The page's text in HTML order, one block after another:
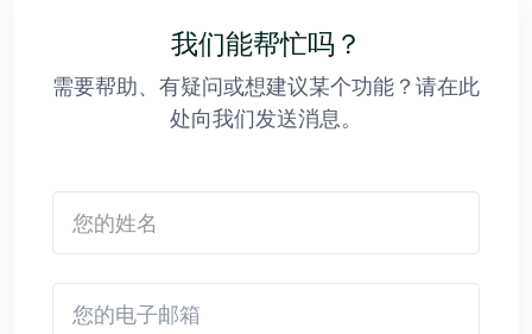
我们能帮忙吗？
需要帮助、有疑问或想建议某个功能？请在此
处向我们发送消息。